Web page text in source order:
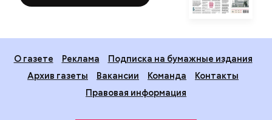
О газете Реклама
Подписка на бумажные издания
Архив газеты
Вакансии Команда
Контакты
Правовая информация